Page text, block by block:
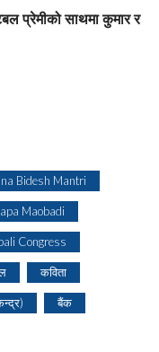
प्रेमीको साथमा कुमार र
Bidesh Mantri
Maobadi
Congress
कविता
बैंक